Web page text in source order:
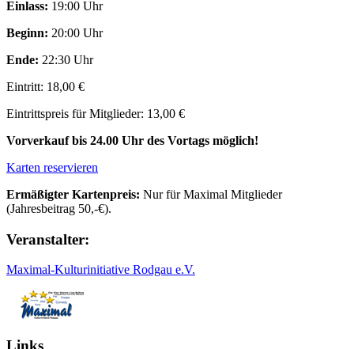
Einlass: 19:00 Uhr
Beginn: 20:00 Uhr
Ende: 22:30 Uhr
Eintritt: 18,00 €
Eintrittspreis für Mitglieder: 13,00 €
Vorverkauf bis 24.00 Uhr des Vortags möglich!
Karten reservieren
Ermäßigter Kartenpreis: Nur für Maximal Mitglieder
(Jahresbeitrag 50,-€).
Veranstalter:
Maximal-Kulturinitiative Rodgau e.V.
Links